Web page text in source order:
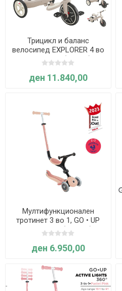
Трицикл и баланс
велосипед EXPLORER 4 во
1 ECOLOGIC (Кокос) -
Globber
ден 11.840,00
Мултифункционален
тротинет 3 во 1, GO • UP
ACTIVE ECO (праска) -
Globber
ден 6.950,00